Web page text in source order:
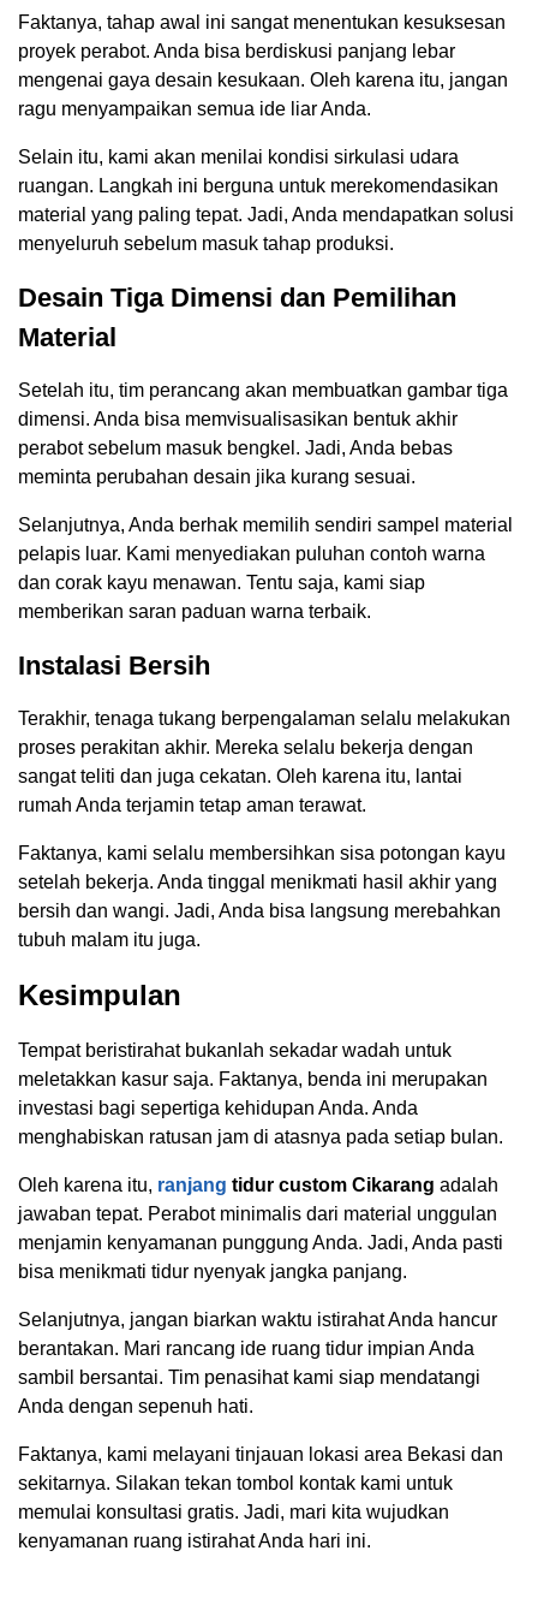
Faktanya, tahap awal ini sangat menentukan kesuksesan
proyek perabot. Anda bisa berdiskusi panjang lebar
mengenai gaya desain kesukaan. Oleh karena itu, jangan
ragu menyampaikan semua ide liar Anda.
Selain itu, kami akan menilai kondisi sirkulasi udara
ruangan. Langkah ini berguna untuk merekomendasikan
material yang paling tepat. Jadi, Anda mendapatkan solusi
menyeluruh sebelum masuk tahap produksi.
Desain Tiga Dimensi dan Pemilihan
Material
Setelah itu, tim perancang akan membuatkan gambar tiga
dimensi. Anda bisa memvisualisasikan bentuk akhir
perabot sebelum masuk bengkel. Jadi, Anda bebas
meminta perubahan desain jika kurang sesuai.
Selanjutnya, Anda berhak memilih sendiri sampel material
pelapis luar. Kami menyediakan puluhan contoh warna
dan corak kayu menawan. Tentu saja, kami siap
memberikan saran paduan warna terbaik.
Instalasi Bersih
Terakhir, tenaga tukang berpengalaman selalu melakukan
proses perakitan akhir. Mereka selalu bekerja dengan
sangat teliti dan juga cekatan. Oleh karena itu, lantai
rumah Anda terjamin tetap aman terawat.
Faktanya, kami selalu membersihkan sisa potongan kayu
setelah bekerja. Anda tinggal menikmati hasil akhir yang
bersih dan wangi. Jadi, Anda bisa langsung merebahkan
tubuh malam itu juga.
Kesimpulan
Tempat beristirahat bukanlah sekadar wadah untuk
meletakkan kasur saja. Faktanya, benda ini merupakan
investasi bagi sepertiga kehidupan Anda. Anda
menghabiskan ratusan jam di atasnya pada setiap bulan.
Oleh karena itu, ranjang tidur custom Cikarang adalah
jawaban tepat. Perabot minimalis dari material unggulan
menjamin kenyamanan punggung Anda. Jadi, Anda pasti
bisa menikmati tidur nyenyak jangka panjang.
Selanjutnya, jangan biarkan waktu istirahat Anda hancur
berantakan. Mari rancang ide ruang tidur impian Anda
sambil bersantai. Tim penasihat kami siap mendatangi
Anda dengan sepenuh hati.
Faktanya, kami melayani tinjauan lokasi area Bekasi dan
sekitarnya. Silakan tekan tombol kontak kami untuk
memulai konsultasi gratis. Jadi, mari kita wujudkan
kenyamanan ruang istirahat Anda hari ini.